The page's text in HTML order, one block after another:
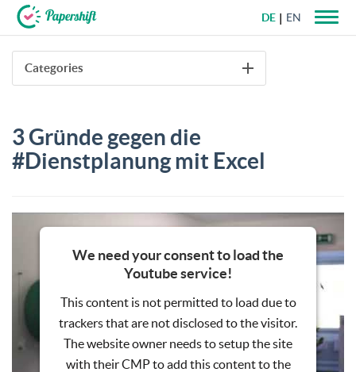
+49 721 50 95 79 69
DE EN
Categories
3 Gründe gegen die
#Dienstplanung mit Excel
We need your consent to load the
Youtube service!
This content is not permitted to load due to
trackers that are not disclosed to the visitor.
The website owner needs to setup the site
with their CMP to add this content to the